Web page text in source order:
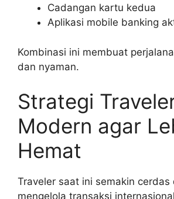
Cadangan kartu kedua
Aplikasi mobile banking
Kombinasi ini membuat
dan nyaman.
Strategi
Modern agar
Hemat
Traveler saat ini semakin cerdas
mengelola transaksi